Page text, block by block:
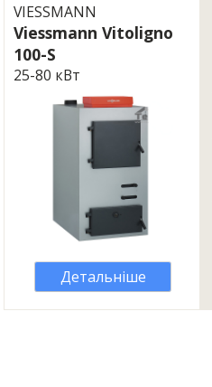
VIESSMANN
Viessmann Vitoligno
100-S
25-80 кВт
Детальніше